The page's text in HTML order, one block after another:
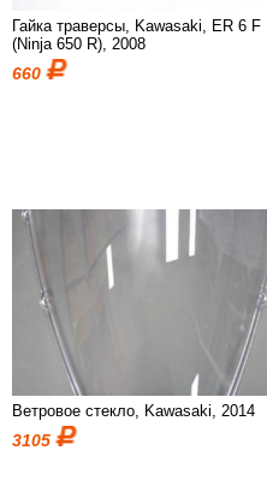
Гайка траверсы, Kawasaki, ER 6 F
(Ninja 650 R), 2008
660
Ветровое стекло, Kawasaki, 2014
3105